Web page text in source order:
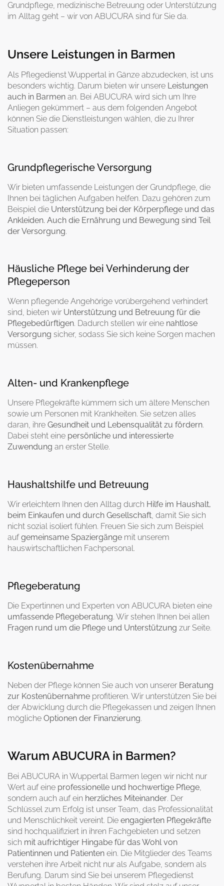
Grundpflege, medizinische Betreuung oder Unterstützung
im Alltag geht – wir von ABUCURA sind für Sie da.
Unsere Leistungen in Barmen
Als Pflegedienst Wuppertal in Gänze abzudecken, ist uns
besonders wichtig. Darum bieten wir unsere Leistungen
auch in Barmen an. Bei ABUCURA wird sich um Ihre
Anliegen gekümmert – aus dem folgenden Angebot
können Sie die Dienstleistungen wählen, die zu Ihrer
Situation passen:
Grundpflegerische Versorgung
Wir bieten umfassende Leistungen der Grundpflege, die
Ihnen bei täglichen Aufgaben helfen. Dazu gehören zum
Beispiel die Unterstützung bei der Körperpflege und das
Ankleiden. Auch die Ernährung und Bewegung sind Teil
der Versorgung.
Häusliche Pflege bei Verhinderung der
Pflegeperson
Wenn pflegende Angehörige vorübergehend verhindert
sind, bieten wir Unterstützung und Betreuung für die
Pflegebedürftigen. Dadurch stellen wir eine nahtlose
Versorgung sicher, sodass Sie sich keine Sorgen machen
müssen.
Alten- und Krankenpflege
Unsere Pflegekräfte kümmern sich um ältere Menschen
sowie um Personen mit Krankheiten. Sie setzen alles
daran, ihre Gesundheit und Lebensqualität zu fördern.
Dabei steht eine persönliche und interessierte
Zuwendung an erster Stelle.
Haushaltshilfe und Betreuung
Wir erleichtern Ihnen den Alltag durch Hilfe im Haushalt,
beim Einkaufen und durch Gesellschaft, damit Sie sich
nicht sozial isoliert fühlen. Freuen Sie sich zum Beispiel
aufgemeinsame Spaziergänge mit unserem
hauswirtschaftlichen Fachpersonal.
Pflegeberatung
Die Expertinnen und Experten von ABUCURA bieten eine
umfassende Pflegeberatung. Wir stehen Ihnen bei allen
Fragen rund um die Pflege und Unterstützung zur Seite.
Kostenübernahme
Neben der Pflege können Sie auch von unserer Beratung
zur Kostenübernahme profitieren. Wir unterstützen Sie bei
der Abwicklung durch die Pflegekassen und zeigen Ihnen
mögliche Optionen der Finanzierung.
Warum ABUCURA in Barmen?
Bei ABUCURA in Wuppertal Barmen legen wir nicht nur
Wert auf eine professionelle und hochwertige Pflege,
sondern auch auf ein herzliches Miteinander. Der
Schlüssel zum Erfolg ist unser Team, das Professionalität
und Menschlichkeit vereint. Die engagierten Pflegekräfte
sind hochqualifiziert in ihren Fachgebieten und setzen
sich mit aufrichtiger Hingabe für das Wohl von
Patientinnen und Patienten ein. Die Mitglieder des Teams
verstehen ihre Arbeit nicht nur als Aufgabe, sondern als
Berufung. Darum sind Sie bei unserem Pflegedienst